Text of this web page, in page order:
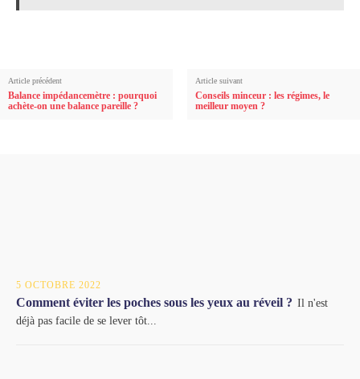
Article précédent
Balance impédancemètre : pourquoi
achète-on une balance pareille ?
Article suivant
Conseils minceur : les régimes, le
meilleur moyen ?
5 OCTOBRE 2022
Comment éviter les poches sous les yeux au réveil ? Il n'est
déjà pas facile de se lever tôt...